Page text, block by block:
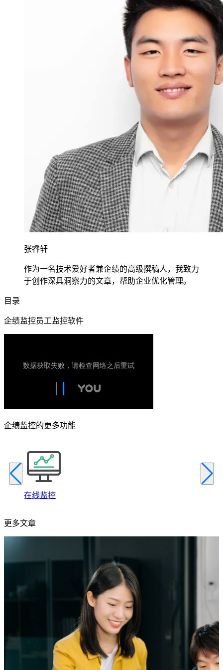
张睿轩
作为一名技术爱好者兼企绩的高级撰稿人，我致力
于创作深具洞察力的文章，帮助企业优化管理。
目录
企绩监控员工监控软件
企绩监控的更多功能
在线监控
更多文章